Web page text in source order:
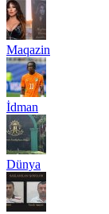
Maqazin
İdman
Dünya